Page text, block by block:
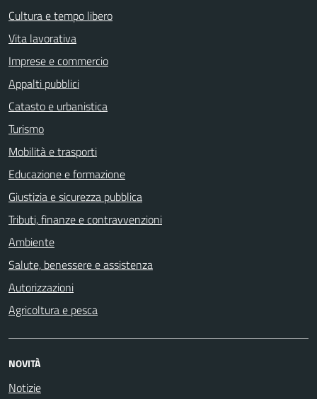
Cultura e tempo libero
Vita lavorativa
Imprese e commercio
Appalti pubblici
Catasto e urbanistica
Turismo
Mobilità e trasporti
Educazione e formazione
Giustizia e sicurezza pubblica
Tributi, finanze e contravvenzioni
Ambiente
Salute, benessere e assistenza
Autorizzazioni
Agricoltura e pesca
NOVITÀ
Notizie